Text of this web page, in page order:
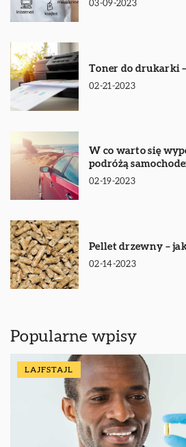
03-09-2023
Toner do drukarki
02-21-2023
W co warto się
podróżą
02-19-2023
Pellet drzewny –
02-14-2023
Popularne wpisy
LAJFSTAJL